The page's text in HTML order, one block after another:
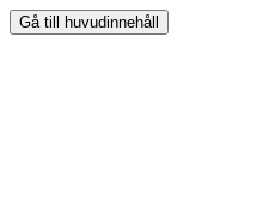
Gå till huvudinnehåll